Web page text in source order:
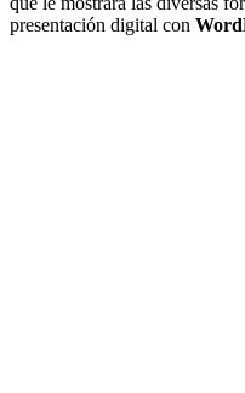
presentación digital con